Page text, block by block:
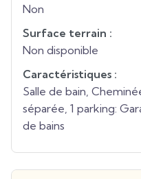
Non
Surface terrain :
Non disponible
Caractéristiques :
Salle de bain,
séparée, 1 parking:
de bains